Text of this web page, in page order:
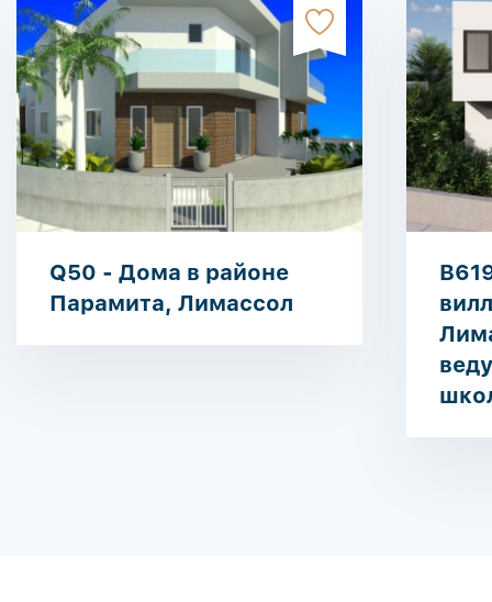
Q50 - Дома в районе
Парамита, Лимассол